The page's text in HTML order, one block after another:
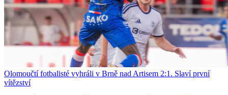
Olomoučtí fotbalisté vyhráli v Brně nad Artisem 2:1. Slaví první
vítězství